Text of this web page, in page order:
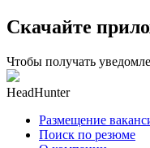
Скачайте
Чтобы получать
HeadHunter
Размещение
Поиск по резюме